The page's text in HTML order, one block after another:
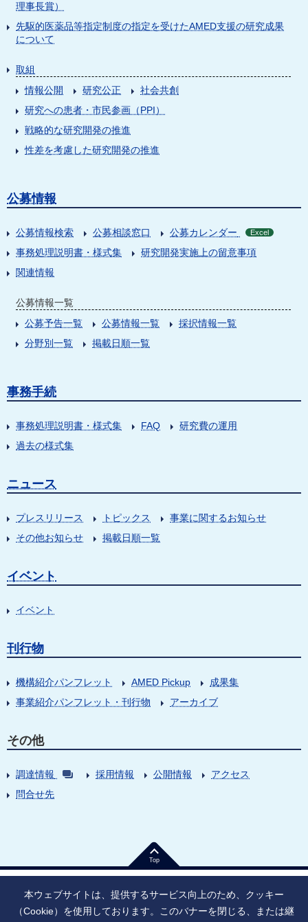
理事長賞）
先駆的医薬品等指定制度の指定を受けたAMED支援の研究成果
について
取組
情報公開
研究公正
社会共創
研究への患者・市民参画（PPI）
戦略的な研究開発の推進
性差を考慮した研究開発の推進
公募情報
公募情報検索 公募相談窓口 公募カレンダー Excel
事務処理説明書・様式集
研究開発実施上の留意事項
関連情報
公募情報一覧
公募予告一覧
公募情報一覧
採択情報一覧
分野別一覧
掲載日順一覧
事務手続
事務処理説明書・様式集 FAQ
研究費の運用
過去の様式集
ニュース
プレスリリース トピックス
事業に関するお知らせ
その他お知らせ
掲載日順一覧
イベント
イベント
刊行物
機構紹介パンフレット AMED Pickup
成果集
事業紹介パンフレット・刊行物
アーカイブ
その他
調達情報 採用情報 公開情報
アクセス
問合せ先
Top
本ウェブサイトは、提供するサービス向上のため、クッキー
（Cookie）を使用しております。このバナーを閉じる、または継